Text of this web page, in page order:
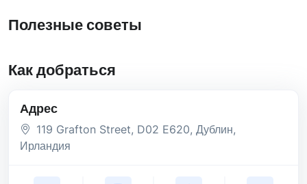
Полезные советы
Как добраться
Адрес
119 Grafton Street, D02 E620, Дублин,
Ирландия